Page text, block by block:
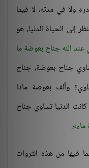
ولا في مدته، لا فيما
إلى الحياة الدنيا، هو
عند الله جناح بعوضة ما
جناح بعوضة، جناح
وألف بعوضة ماذا
الدنيا تساوي جناح
.
فيها من هذه الثروات